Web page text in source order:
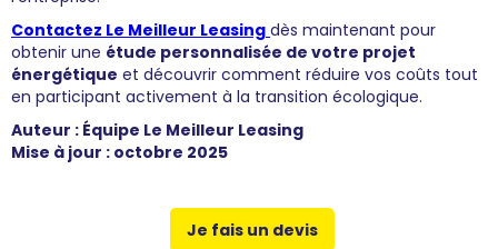
Contactez Le Meilleur Leasing dès maintenant pour
obtenir une étude personnalisée de votre projet
énergétique et découvrir comment réduire vos coûts tout
en participant activement à la transition écologique.
Auteur : Équipe Le Meilleur Leasing
Mise à jour : octobre 2025
Je fais un devis